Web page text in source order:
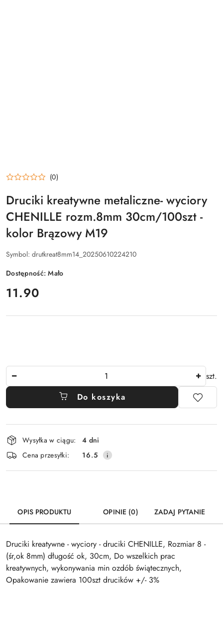
(0)
Druciki kreatywne metaliczne- wyciory
CHENILLE rozm.8mm 30cm/100szt -
kolor Brązowy M19
Symbol: drutkreat8mm14_20250610224210
Dostępność:Mało
cena:
11.90
szt.
Do koszyka
Dostępność
i
dostawa
Wysyłka w ciągu:
4 dni
Cena przesyłki:
16.5
OPIS PRODUKTU OPINIE (0) ZADAJ PYTANIE
Druciki kreatywne - wyciory - druciki CHENILLE, Rozmiar 8 -
(śr,ok 8mm) długość ok, 30cm, Do wszelkich prac
kreatywnych, wykonywania min ozdób świątecznych,
Opakowanie zawiera 100szt drucików +/- 3%